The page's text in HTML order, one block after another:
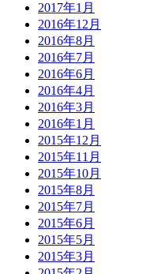
2017年1月
2016年12月
2016年8月
2016年7月
2016年6月
2016年4月
2016年3月
2016年1月
2015年12月
2015年11月
2015年10月
2015年8月
2015年7月
2015年6月
2015年5月
2015年3月